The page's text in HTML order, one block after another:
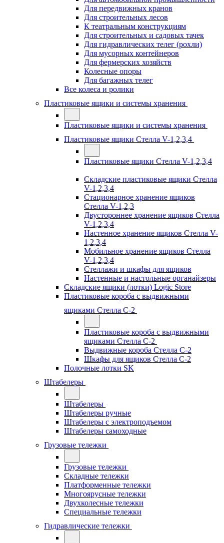
Для передвижных кранов
Для строительных лесов
К театральным конструкциям
Для строительных и садовых тачек
Для гидравлических телег (рохли)
Для мусорных контейнеров
Для фермерских хозяйств
Колесные опоры
Для багажных телег
Все колеса и ролики
Пластиковые ящики и системы хранения
Пластиковые ящики и системы хранения
Пластиковые ящики Стелла V-1,2,3,4
Пластиковые ящики Стелла V-1,2,3,4
Складские пластиковые ящики Стелла
V-1,2,3,4
Стационарное хранение ящиков
Стелла V-1,2,3
Двустороннее хранение ящиков Стелла
V-1,2,3,4
Настенное хранение ящиков Стелла V-
1,2,3,4
Мобильное хранение ящиков Стелла
V-1,2,3,4
Стеллажи и шкафы для ящиков
Настенные и настольные органайзеры
Складские ящики (лотки) Logiс Store
Пластиковые короба с выдвижными
ящиками Стелла С-2
Пластиковые короба с выдвижными
ящиками Стелла С-2
Выдвижные короба Стелла С-2
Шкафы для ящиков Стелла С-2
Полочные лотки SK
Штабелеры
Штабелеры
Штабелеры ручные
Штабелеры с электроподъемом
Штабелеры самоходные
Грузовые тележки
Грузовые тележки
Складные тележки
Платформенные тележки
Многоярусные тележки
Двухколесные тележки
Специальные тележки
Гидравлические тележки